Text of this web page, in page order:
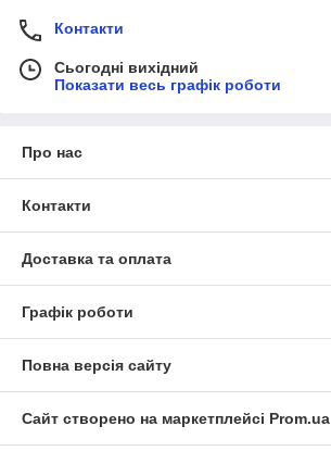
Контакти
Сьогодні вихідний
Показати весь графік роботи
Про нас
Контакти
Доставка та оплата
Графік роботи
Повна версія сайту
Сайт створено на маркетплейсі Prom.ua